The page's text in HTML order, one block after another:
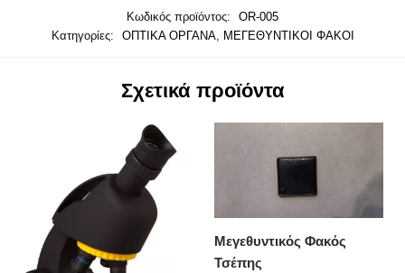
Κωδικός προϊόντος:
OR-005
Κατηγορίες:
ΟΠΤΙΚΑ ΟΡΓΑΝΑ, ΜΕΓΕΘΥΝΤΙΚΟΙ ΦΑΚΟΙ
Σχετικά προϊόντα
Μεγεθυντικός Φακός
Τσέπης